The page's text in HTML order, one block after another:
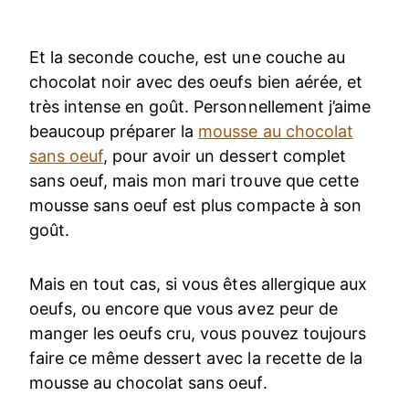
Et la seconde couche, est une couche au
chocolat noir avec des oeufs bien aérée, et
très intense en goût. Personnellement j’aime
beaucoup préparer la mousse au chocolat
sans oeuf, pour avoir un dessert complet
sans oeuf, mais mon mari trouve que cette
mousse sans oeuf est plus compacte à son
goût.
Mais en tout cas, si vous êtes allergique aux
oeufs, ou encore que vous avez peur de
manger les oeufs cru, vous pouvez toujours
faire ce même dessert avec la recette de la
mousse au chocolat sans oeuf.